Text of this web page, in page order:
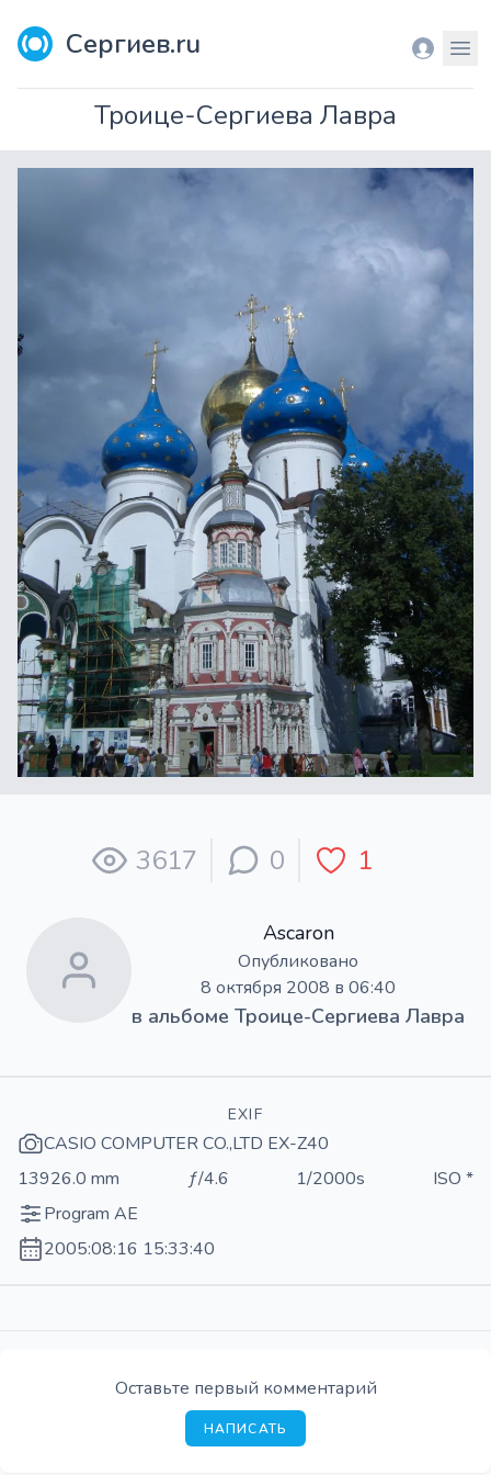
Сергиев.ru Вход
Троице-Сергиева Лавра
3617 0 1
Ascaron
Опубликовано
8 октября 2008 в 06:40
в альбоме Троице-Сергиева Лавра
EXIF
CASIO COMPUTER CO.,LTD EX-Z40
13926.0 mm
ƒ/4.6 1/2000s
ISO *
Program AE
2005:08:16 15:33:40
Оставьте первый комментарий
НАПИСАТЬ